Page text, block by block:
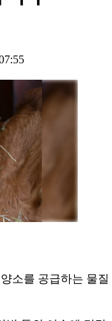
소를 공급하는 물질